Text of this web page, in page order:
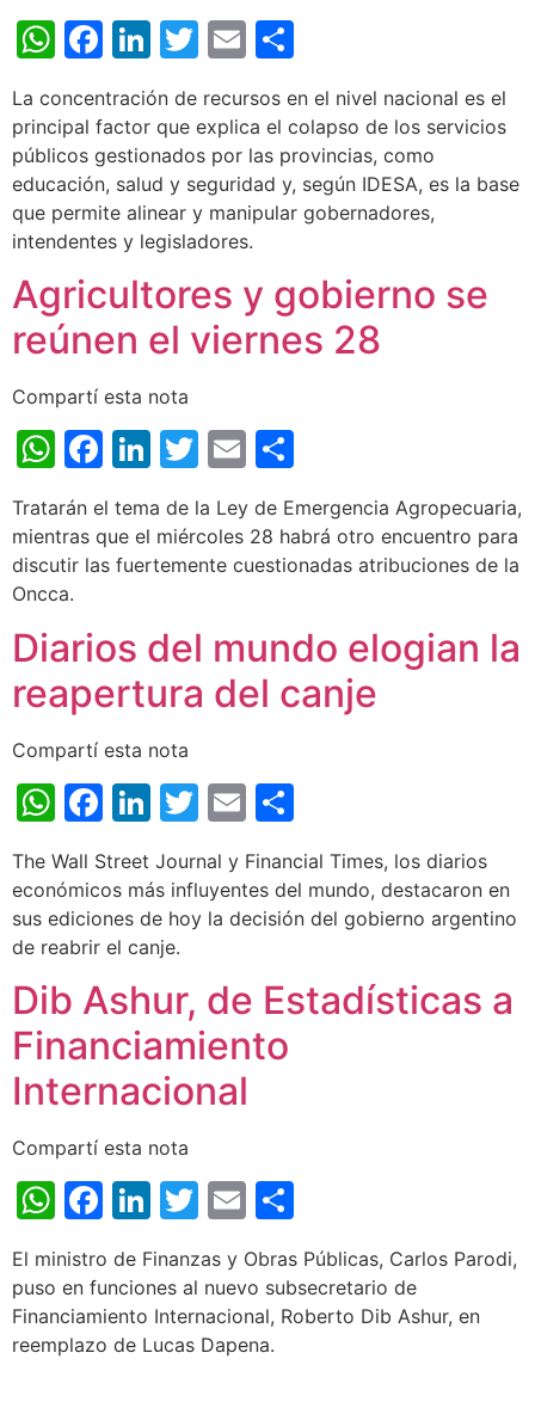
WhatsApp
Facebook
LinkedIn
Twitter
Email
La concentración de recursos en el nivel nacional es el
principal factor que explica el colapso de los servicios
públicos gestionados por las provincias, como
educación, salud y seguridad y, según IDESA, es la base
que permite alinear y manipular gobernadores,
intendentes y legisladores.
Agricultores y gobierno se
reúnen el viernes 28
Compartí esta nota
WhatsApp
Facebook
LinkedIn
Twitter
Email
Tratarán el tema de la Ley de Emergencia Agropecuaria,
mientras que el miércoles 28 habrá otro encuentro para
discutir las fuertemente cuestionadas atribuciones de la
Oncca.
Diarios del mundo elogian la
reapertura del canje
Compartí esta nota
WhatsApp
Facebook
LinkedIn
Twitter
Email
The Wall Street Journal y Financial Times, los diarios
económicos más influyentes del mundo, destacaron en
sus ediciones de hoy la decisión del gobierno argentino
de reabrir el canje.
Dib Ashur, de Estadísticas a
Financiamiento
Internacional
Compartí esta nota
WhatsApp
Facebook
LinkedIn
Twitter
Email
El ministro de Finanzas y Obras Públicas, Carlos Parodi,
puso en funciones al nuevo subsecretario de
Financiamiento Internacional, Roberto Dib Ashur, en
reemplazo de Lucas Dapena.